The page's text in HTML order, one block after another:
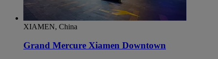
XIAMEN, China
Grand Mercure Xiamen Downtown